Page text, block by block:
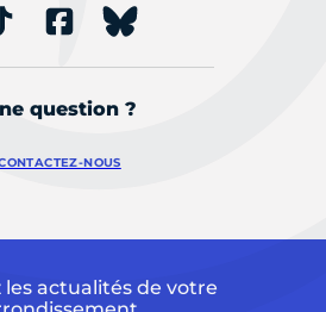
question ?
NOUS
les actualités de votre